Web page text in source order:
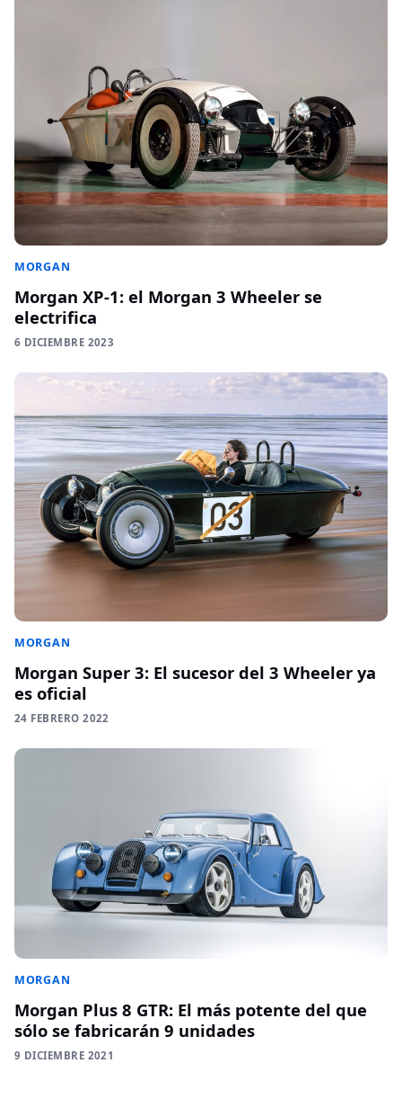
MORGAN
Morgan XP-1: el Morgan 3 Wheeler se
electrifica
6 DICIEMBRE 2023
MORGAN
Morgan Super 3: El sucesor del 3 Wheeler ya
es oficial
24 FEBRERO 2022
MORGAN
Morgan Plus 8 GTR: El más potente del que
sólo se fabricarán 9 unidades
9 DICIEMBRE 2021